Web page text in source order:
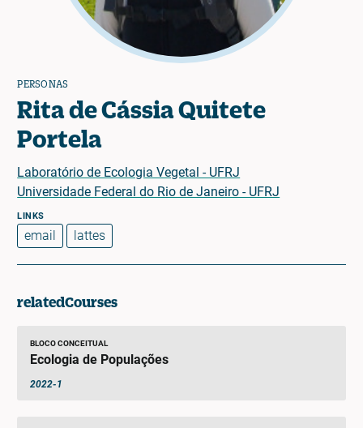
PERSONAS
Rita de Cássia Quitete
Portela
Laboratório de Ecologia Vegetal - UFRJ
Universidade Federal do Rio de Janeiro - UFRJ
email lattes
relatedCourses
BLOCO CONCEITUAL
Ecologia de Populações
2022-1